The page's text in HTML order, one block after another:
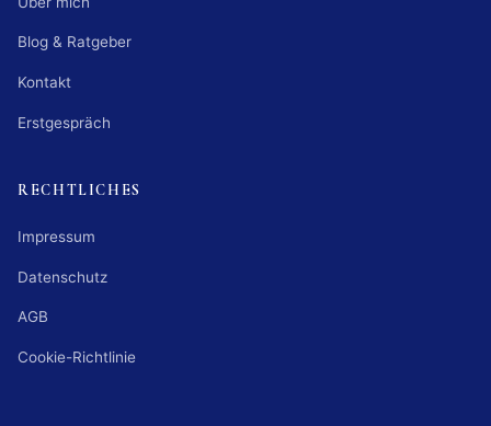
Blog & Ratgeber
Kontakt
Erstgespräch
RECHTLICHES
Impressum
Datenschutz
AGB
Cookie-Richtlinie